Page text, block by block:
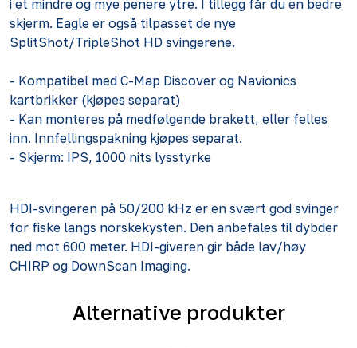
i et mindre og mye penere ytre. I tillegg får du en bedre
skjerm. Eagle er også tilpasset de nye
SplitShot/TripleShot HD svingerene.
- Kompatibel med C-Map Discover og Navionics
kartbrikker (kjøpes separat)
- Kan monteres på medfølgende brakett, eller felles
inn. Innfellingspakning kjøpes separat.
- Skjerm: IPS, 1000 nits lysstyrke
HDI-svingeren på 50/200 kHz er en svært god svinger
for fiske langs norskekysten. Den anbefales til dybder
ned mot 600 meter. HDI-giveren gir både lav/høy
CHIRP og DownScan Imaging.
Alternative produkter